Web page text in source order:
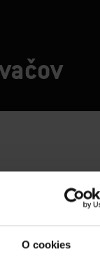
O cookies